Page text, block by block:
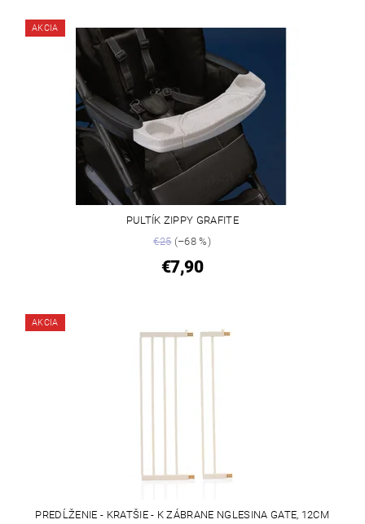
AKCIA
PULTÍK ZIPPY GRAFITE
€25(–68 %)
€7,90
AKCIA
PREDĹŽENIE - KRATŠIE - K ZÁBRANE NGLESINA GATE, 12CM